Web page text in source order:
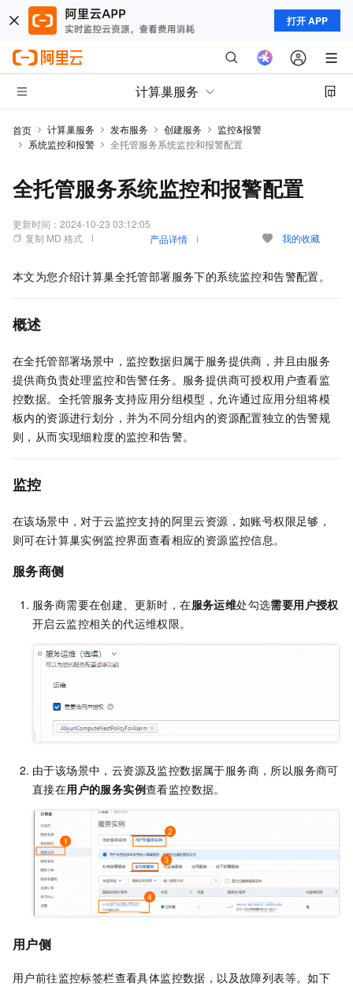
打开 APP
计算巢服务
首页 计算巢服务 发布服务 创建服务
监控&报警
系统监控和报警
全托管服务系统监控和报警配置
全托管服务系统监控和报警配置
更新时间： 2024-10-23 03:12:05
复制 MD 格式
产品详情 我的收藏
本文为您介绍计算巢全托管部署服务下的系统监控和告警配置。
概述
在全托管部署场景中，监控数据归属于服务提供商，并且由服务
提供商负责处理监控和告警任务。服务提供商可授权用户查看监
控数据。全托管服务支持应用分组模型，允许通过应用分组将模
板内的资源进行划分，并为不同分组内的资源配置独立的告警规
则，从而实现细粒度的监控和告警。
监控
在该场景中，对于云监控支持的阿里云资源，如账号权限足够，
则可在计算巢实例监控界面查看相应的资源监控信息。
服务商侧
服务商需要在创建、更新时，在服务运维处勾选需要用户授权
开启云监控相关的代运维权限。
由于该场景中，云资源及监控数据属于服务商，所以服务商可
直接在用户的服务实例查看监控数据。
用户侧
用户前往监控标签栏查看具体监控数据，以及故障列表等。如下